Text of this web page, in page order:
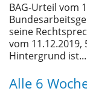
BAG-Urteil vom
seine
vom 11.12.2019,
Hintergrund ist...
Alle 6